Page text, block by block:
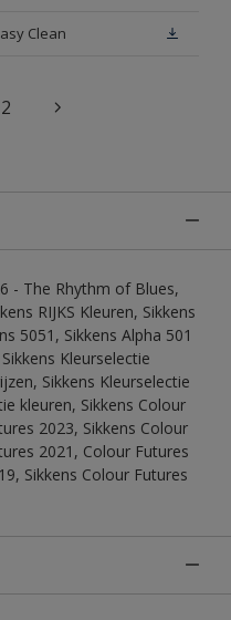
Clean
2
- The Rhythm of Blues,
RIJKS Kleuren, Sikkens
5051, Sikkens Alpha 501
Kleurselectie
Sikkens Kleurselectie
kleuren, Sikkens Colour
2023, Sikkens Colour
2021, Colour Futures
Sikkens Colour Futures